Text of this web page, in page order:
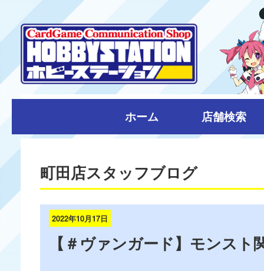
ホーム 店舗検索
町田店スタッフブログ
2022年10月17日
【＃ヴァンガード】モンスト